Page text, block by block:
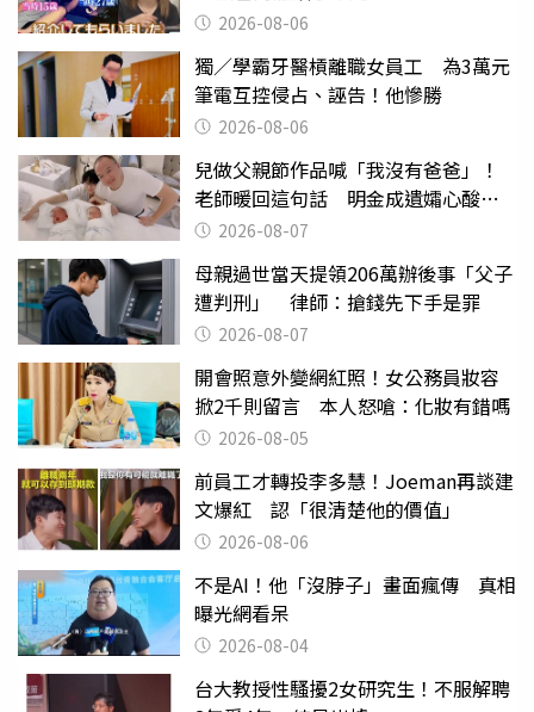
2026-08-06
獨／學霸牙醫槓離職女員工 為3萬元
筆電互控侵占、誣告！他慘勝
2026-08-06
兒做父親節作品喊「我沒有爸爸」！
老師暖回這句話 明金成遺孀心酸惹
淚 2026-08-07
母親過世當天提領206萬辦後事「父子
遭判刑」 律師：搶錢先下手是罪
2026-08-07
開會照意外變網紅照！女公務員妝容
掀2千則留言 本人怒嗆：化妝有錯嗎
2026-08-05
前員工才轉投李多慧！Joeman再談建
文爆紅 認「很清楚他的價值」
2026-08-06
不是AI！他「沒脖子」畫面瘋傳 真相
曝光網看呆
2026-08-04
台大教授性騷擾2女研究生！不服解聘